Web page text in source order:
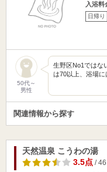
入浴料
日帰り
50代～
男性
生野区No1ではな
は70以上、浴場
関連情報から探す
天然温泉 こうわの湯
3.5点/ 46